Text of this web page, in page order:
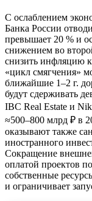
С ослаблением
Банка России
превышает 20 % и
снижением во
снизить инфляцию к
«цикл смягчения»
ближайшие 1–2 г.
будут сдерживать
IBC Real Estate и
≈500–800 млрд ₽ в
оказывают также
иностранного
Сокращение
оплатой проектов
собственные
и ограничивает